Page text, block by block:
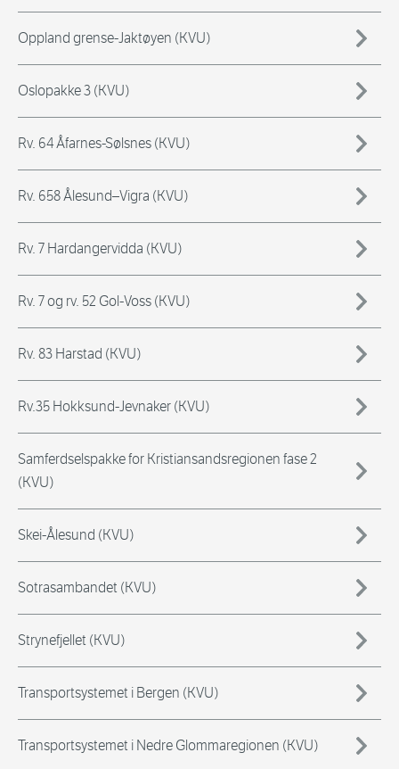
Oppland grense-Jaktøyen (KVU)
Oslopakke 3 (KVU)
Rv. 64 Åfarnes-Sølsnes (KVU)
Rv. 658 Ålesund–Vigra (KVU)
Rv. 7 Hardangervidda (KVU)
Rv. 7 og rv. 52 Gol-Voss (KVU)
Rv. 83 Harstad (KVU)
Rv.35 Hokksund-Jevnaker (KVU)
Samferdselspakke for Kristiansandsregionen fase 2
(KVU)
Skei-Ålesund (KVU)
Sotrasambandet (KVU)
Strynefjellet (KVU)
Transportsystemet i Bergen (KVU)
Transportsystemet i Nedre Glommaregionen (KVU)